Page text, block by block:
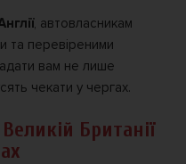
, автовласникам
та перевіреними
вам не лише
чекати у чергах.
Британії